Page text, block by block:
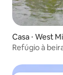
Casa ⋅ West
Refúgio à